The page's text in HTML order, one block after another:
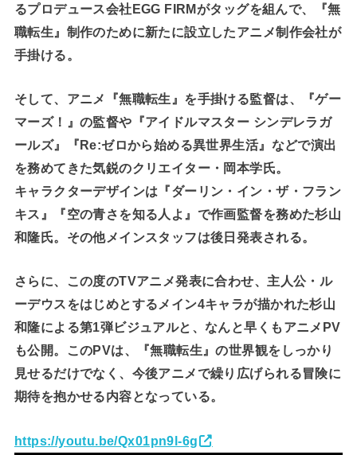
るプロデュース会社EGG FIRMがタッグを組んで、『無
職転生』制作のために新たに設立したアニメ制作会社が
手掛ける。
そして、アニメ『無職転生』を手掛ける監督は、『ゲー
マーズ！』の監督や『アイドルマスター シンデレラガ
ールズ』『Re:ゼロから始める異世界生活』などで演出
を務めてきた気鋭のクリエイター・岡本学氏。
キャラクターデザインは『ダーリン・イン・ザ・フラン
キス』『空の青さを知る人よ』で作画監督を務めた杉山
和隆氏。その他メインスタッフは後日発表される。
さらに、この度のTVアニメ発表に合わせ、主人公・ル
ーデウスをはじめとするメイン4キャラが描かれた杉山
和隆による第1弾ビジュアルと、なんと早くもアニメPV
も公開。このPVは、『無職転生』の世界観をしっかり
見せるだけでなく、今後アニメで繰り広げられる冒険に
期待を抱かせる内容となっている。
https://youtu.be/Qx01pn9l-6g